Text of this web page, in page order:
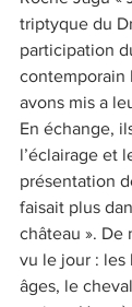
triptyque du
participation
contemporain
avons mis a
En échange,
l’éclairage et
présentation
faisait plus
château ». De
vu le jour : les
âges, le